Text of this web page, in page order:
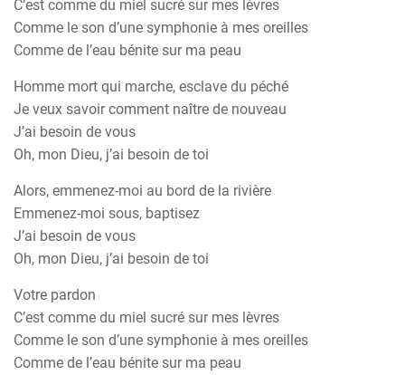
C’est comme du miel sucré sur mes lèvres
Comme le son d’une symphonie à mes oreilles
Comme de l’eau bénite sur ma peau
Homme mort qui marche, esclave du péché
Je veux savoir comment naître de nouveau
J’ai besoin de vous
Oh, mon Dieu, j’ai besoin de toi
Alors, emmenez-moi au bord de la rivière
Emmenez-moi sous, baptisez
J’ai besoin de vous
Oh, mon Dieu, j’ai besoin de toi
Votre pardon
C’est comme du miel sucré sur mes lèvres
Comme le son d’une symphonie à mes oreilles
Comme de l’eau bénite sur ma peau